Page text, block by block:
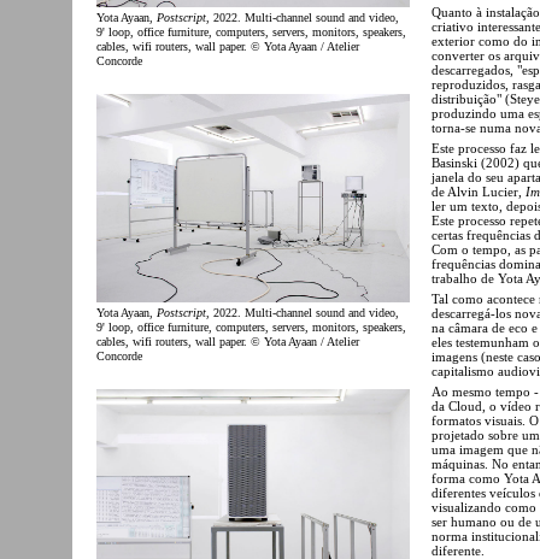
Yota Ayaan, Postscript , 2022. Multi-channel sound and video,
9' loop, office furniture, computers, servers, monitors, speakers,
cables, wifi routers, wall paper. © Yota Ayaan / Atelier
Concorde
Yota Ayaan, Postscript, 2022. Multi-channel sound and video,
9' loop, office furniture, computers, servers, monitors, speakers,
cables, wifi routers, wall paper. © Yota Ayaan / Atelier
Concorde
Quanto à
criativo
exterior como do
converter os
descarregados,
reproduzidos,
distribuição"
produzindo uma
torna-se numa
Este processo faz
Basinski (2002)
janela do seu
de Alvin Lucier,
ler um texto,
Este processo
certas frequências
Com o tempo, as
frequências
trabalho de Yota
Tal como
descarregá-los
na câmara de eco
eles testemunham
imagens (neste
capitalismo
Ao mesmo tempo
da Cloud, o vídeo
formatos visuais.
projetado sobre
uma imagem que
máquinas. No
forma como Yota
diferentes veículos
visualizando como
ser humano ou de
norma
diferente.